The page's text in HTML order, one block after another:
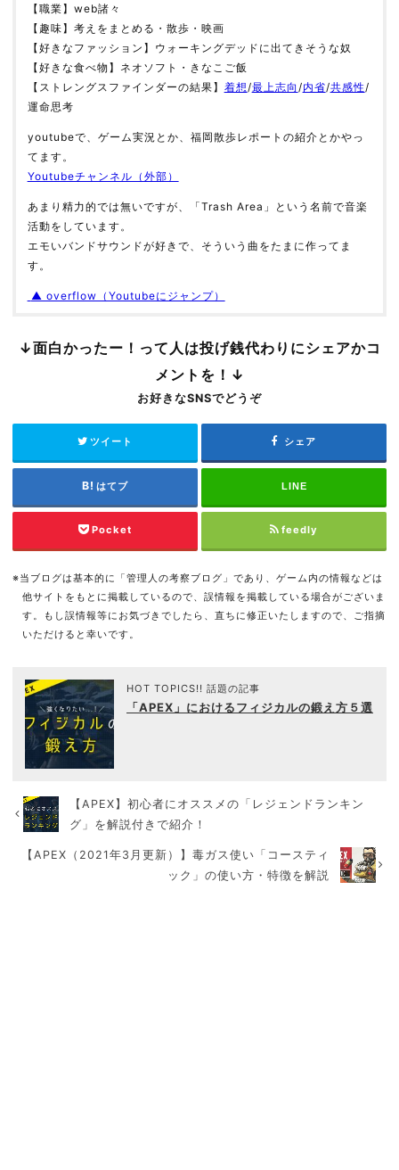
【職業】web諸々
【趣味】考えをまとめる・散歩・映画
【好きなファッション】ウォーキングデッドに出てきそうな奴
【好きな食べ物】ネオソフト・きなこご飯
【ストレングスファインダーの結果】 着想 /最上志向 /内省/共感性/
運命思考
youtubeで、ゲーム実況とか、福岡散歩レポートの紹介とかやっ
てます。
Youtubeチャンネル（外部）
あまり精力的では無いですが、「Trash Area」という名前で音楽
活動をしています。
エモいバンドサウンドが好きで、そういう曲をたまに作ってま
す。
▲ overflow（Youtubeにジャンプ）
↓面白かったー！って人は投げ銭代わりにシェアかコ
メントを！↓
お好きなSNSでどうぞ
ツイート シェア
はてブ LINE
Pocket feedly
※当ブログは基本的に「管理人の考察ブログ」であり、ゲーム内の情報などは
他サイトをもとに掲載しているので、誤情報を掲載している場合がございま
す。もし誤情報等にお気づきでしたら、直ちに修正いたしますので、ご指摘
いただけると幸いです。
HOT TOPICS!! 話題の記事
「APEX」におけるフィジカルの鍛え方５選
【APEX】初心者にオススメの「レジェンドランキン
グ」を解説付きで紹介！
【APEX（2021年3月更新）】毒ガス使い「コースティ
ック」の使い方・特徴を解説